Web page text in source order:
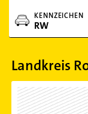
KENNZEICHEN
RW
Landkreis